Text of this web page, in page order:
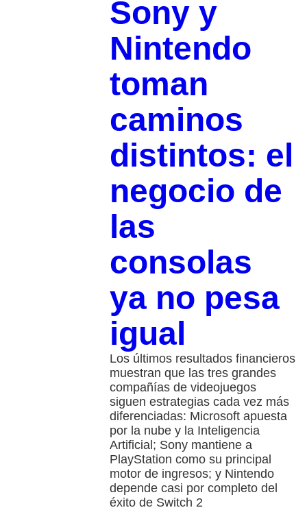
Sony y
Nintendo
toman
caminos
distintos: el
negocio de
las
consolas
ya no pesa
igual
Los últimos resultados financieros
muestran que las tres grandes
compañías de videojuegos
siguen estrategias cada vez más
diferenciadas: Microsoft apuesta
por la nube y la Inteligencia
Artificial; Sony mantiene a
PlayStation como su principal
motor de ingresos; y Nintendo
depende casi por completo del
éxito de Switch 2